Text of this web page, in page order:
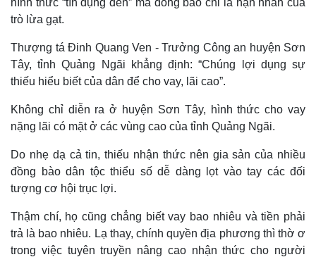
Thế giới
Quan sát
Cuộc sống đó đây
Hồ sơ
Multimedia
Video
E-Magazine
Infographic
hình thức “tín dụng đen” mà đồng bào chỉ là nạn nhân của
trò lừa gạt.
Thượng tá Đinh Quang Ven - Trưởng Công an huyện Sơn
Tây, tỉnh Quảng Ngãi khẳng định: “Chúng lợi dụng sự
thiếu hiểu biết của dân để cho vay, lãi cao”.
Không chỉ diễn ra ở huyện Sơn Tây, hình thức cho vay
nặng lãi có mặt ở các vùng cao của tỉnh Quảng Ngãi.
Do nhẹ dạ cả tin, thiếu nhận thức nên gia sản của nhiều
đồng bào dân tộc thiểu số dễ dàng lọt vào tay các đối
tượng cơ hội trục lợi.
Thậm chí, họ cũng chẳng biết vay bao nhiêu và tiền phải
trả là bao nhiêu. Lạ thay, chính quyền địa phương thì thờ ơ
trong việc tuyên truyền nâng cao nhận thức cho người